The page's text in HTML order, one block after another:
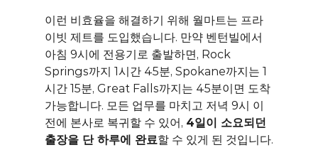
이런 비효율을 해결하기 위해 월마트는 프라
이빗 제트를 도입했습니다. 만약 벤턴빌에서
아침 9시에 전용기로 출발하면, Rock
Springs까지 1시간 45분, Spokane까지는 1
시간 15분, Great Falls까지는 45분이면 도착
가능합니다. 모든 업무를 마치고 저녁 9시 이
전에 본사로 복귀할 수 있어, 4일이 소요되던
출장을 단 하루에 완료할 수 있게 된 것입니다.